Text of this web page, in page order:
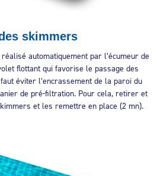
skimmers
réalisé automatiquement par l’écumeur de
flottant qui favorise le passage des
éviter l’encrassement de la paroi du
de pré-filtration. Pour cela, retirer et
et les remettre en place (2 mn).